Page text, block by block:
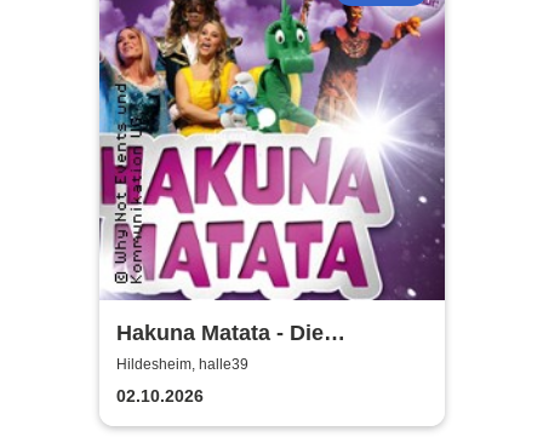
Hakuna Matata - Die
einzigartige große
Kindermusical-Gala
Hildesheim, halle39
02.10.2026